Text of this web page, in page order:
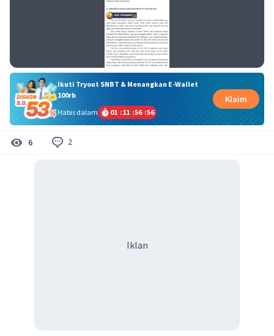
Ikuti Tryout SNBT & Menangkan E-Wallet
100rb
Habis dalam
01 :11 :56 :55
Klaim
6 2
Iklan